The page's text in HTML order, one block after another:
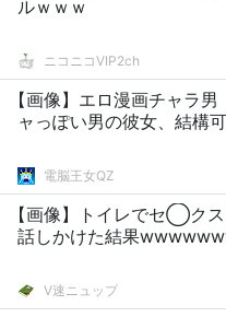
ルｗｗｗ
ニコニコVIP2ch
【画像】エロ漫画チャラ
ャっぽい男の彼女、結構
電脳王女QZ
【画像】トイレでセ◯ク
話しかけた結果
V速ニュップ